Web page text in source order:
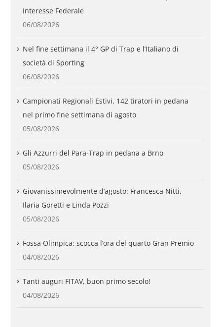
Interesse Federale
06/08/2026
Nel fine settimana il 4° GP di Trap e l’Italiano di
società di Sporting
06/08/2026
Campionati Regionali Estivi, 142 tiratori in pedana
nel primo fine settimana di agosto
05/08/2026
Gli Azzurri del Para-Trap in pedana a Brno
05/08/2026
Giovanissimevolmente d’agosto: Francesca Nitti,
Ilaria Goretti e Linda Pozzi
05/08/2026
Fossa Olimpica: scocca l’ora del quarto Gran Premio
04/08/2026
Tanti auguri FITAV, buon primo secolo!
04/08/2026